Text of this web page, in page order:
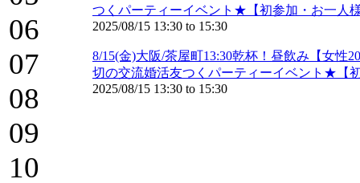
06
07
08
09
10
つくパーティーイベント★【初参加・お一人
2025/08/15 13:30 to 15:30
8/15(金)大阪/茶屋町13:30乾杯！昼飲み【女
切の交流婚活友つくパーティーイベント★【
2025/08/15 13:30 to 15:30